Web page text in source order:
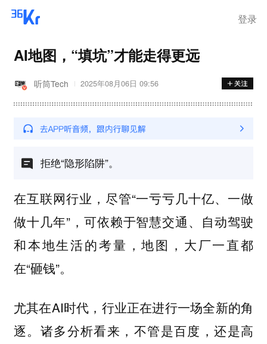
登录
AI地图，“填坑”才能走得更远
听筒Tech 2025年08月06日 09:56
拒绝“隐形陷阱”。
在互联网行业，尽管“一亏亏几十亿、一做
做十几年”，可依赖于智慧交通、自动驾驶
和本地生活的考量，地图，大厂一直都
在“砸钱”。
尤其在AI时代，行业正在进行一场全新的角
逐。 诸多分析看来，不管是百度，还是高